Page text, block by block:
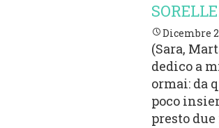
Dicembre
(Sara,
dedico a
ormai: da
poco
presto